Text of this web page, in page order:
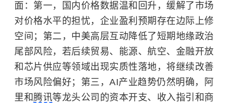
面：第一，国内价格数据温和回升，缓解了市场
对价格水平的担忧，企业盈利预期存在边际上修
空间；第二，中美高层互动降低了短期地缘政治
尾部风险，若后续贸易、能源、航空、金融开放
和芯片供应等领域出现实质性落地，将继续改善
市场风险偏好；第三，AI产业趋势仍然明确，阿
里和 腾讯等龙头公司的资本开支、收入指引和商